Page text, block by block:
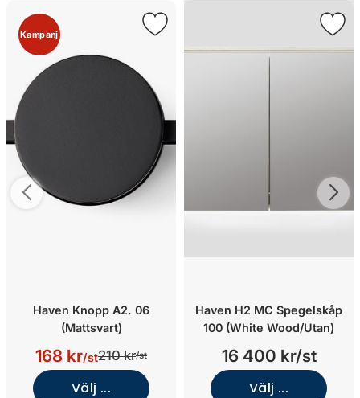
Kampanj
Haven Knopp A2. 06
(Mattsvart)
168 kr/st210 kr/st
Välj ...
Haven H2 MC Spegelskåp
100 (White Wood/Utan)
16 400 kr/st
Välj ...